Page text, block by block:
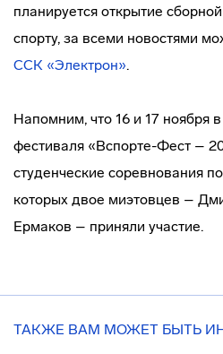
планируется открытие
спорту, за всеми новостями
ССК «Электрон».
Напомним, что 16 и 17 ноября
фестиваля «Вспорте-Фест –
студенческие соревнования
которых двое миэтовцев –
Ермаков – приняли участие.
ТАКЖЕ ВАМ МОЖЕТ БЫТЬ